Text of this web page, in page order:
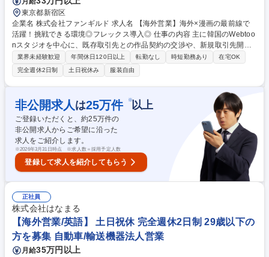
東京都新宿区
企業名 株式会社ファンギルド 求人名 【海外営業】海外×漫画の最前線で
活躍！挑戦できる環境◎フレックス導入◎ 仕事の内容 主に韓国のWebtoo
nスタジオを中心に、既存取引先との作品契約の交渉や、新規取引先開拓
を行っていただきます。海外の作品をより多くの日本の読者に届けるた
め、日々考えながら業務に取り組んでおります。 【業務内容】■既存・新
規取引先への営業活動(主に韓国現地企業への営業活動) ■商談(半年に1回
程度現地へのイベント参加なども含む) ■作品契約の交渉、契約書締結 ■キ
ャンペーン調整 ■取引先への売上報告 ■社内制作部との連携 ■納品準備 募
集職種 【海外営業】海外×漫画の最前線で活躍！挑戦できる環境◎フレッ
クス導入◎
業界未経験歓迎 年間休日120日以上 転勤なし 時短勤務あり
在宅OK
完全週休2日制
土日祝休み 服装自由
非公開求人 は25万件 ※以上
ご登録いただくと、約25万件の
非公開求人からご希望に沿った
求人をご紹介します。
※2026年3月31日時点 ※求人数＝採用予定人数
登録して求人を紹介してもらう
正社員
株式会社はなまる
【海外営業/英語】 土日祝休 完全週休2日制 29歳以下の
方を募集 自動車/輸送機器法人営業
月給35万円以上